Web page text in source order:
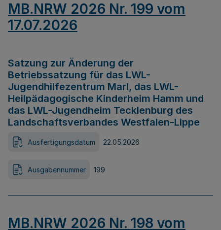
MB.NRW 2026 Nr. 199 vom
17.07.2026
Satzung zur Änderung der
Betriebssatzung für das LWL-
Jugendhilfezentrum Marl, das LWL-
Heilpädagogische Kinderheim Hamm und
das LWL-Jugendheim Tecklenburg des
Landschaftsverbandes Westfalen-Lippe
Ausfertigungsdatum 22.05.2026
Ausgabennummer 199
MB.NRW 2026 Nr. 198 vom